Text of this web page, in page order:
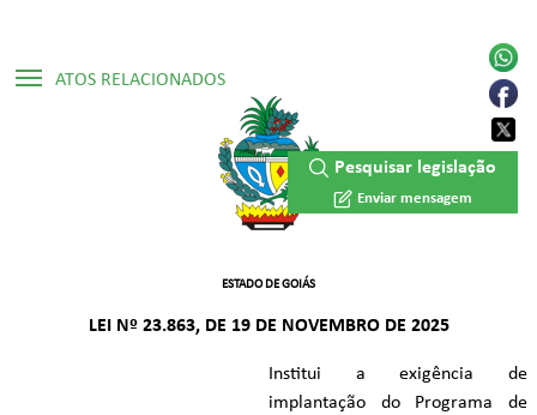
ATOS RELACIONADOS
▷ Constituição Estadual /1989
▷ Lei Ordinária Nº 20.489/2019
ESTADO DE GOIÁS
LEI Nº 23.863, DE 19 DE NOVEMBRO DE 2025
Institui a exigência de
implantação do Programa de
Pesquisar legislação
Enviar mensagem